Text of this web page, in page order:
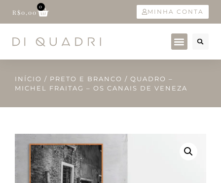
R$0,00
0
MINHA CONTA
INÍCIO / PRETO E BRANCO / QUADRO –
MICHEL FRAITAG – OS CANAIS DE VENEZA